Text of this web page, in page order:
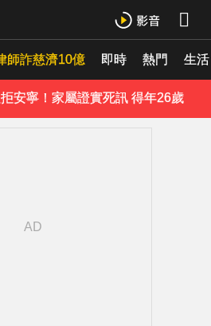
師詐慈濟10億 即時 熱門 生活
星宣布再婚！迎新生命雙喜臨門
毒！埃及女星被判死刑
安寧！家屬證實死訊 得年26歲